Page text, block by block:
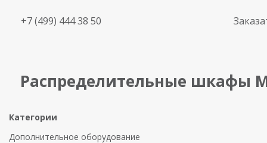
+7 (499) 444 38 50
Распределительные шкафы
Категории
Дополнительное оборудование